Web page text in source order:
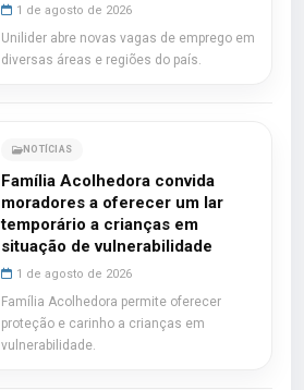
1 de agosto de 2026
Unilider abre novas vagas de emprego em
diversas áreas e regiões do país.
NOTÍCIAS
Família Acolhedora convida
moradores a oferecer um lar
temporário a crianças em
situação de vulnerabilidade
1 de agosto de 2026
Família Acolhedora permite oferecer
proteção e carinho a crianças em
vulnerabilidade.